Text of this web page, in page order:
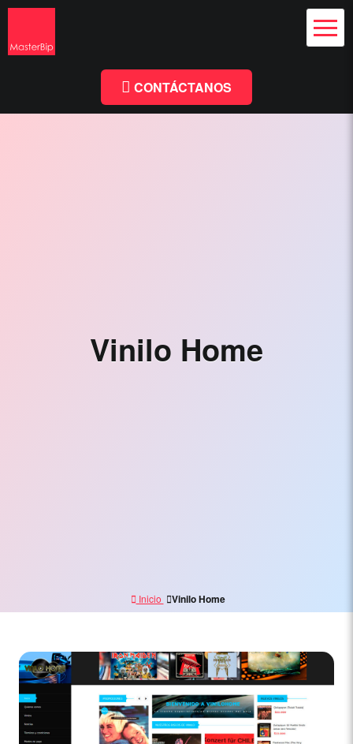
Diseño Web
Web
-
Comercio
Electrónico,
CONTÁCTANOS
Vinilo Home
Inicio Vinilo Home